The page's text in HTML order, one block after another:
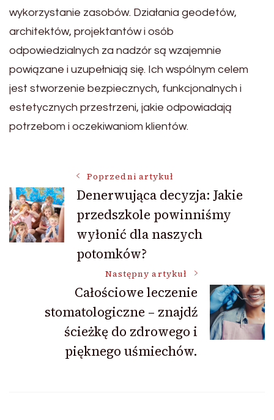
wykorzystanie zasobów. Działania geodetów,
architektów, projektantów i osób
odpowiedzialnych za nadzór są wzajemnie
powiązane i uzupełniają się. Ich wspólnym celem
jest stworzenie bezpiecznych, funkcjonalnych i
estetycznych przestrzeni, jakie odpowiadają
potrzebom i oczekiwaniom klientów.
Nawigacja
wpisu
Poprzedni artykuł
Denerwująca decyzja: Jakie
przedszkole powinniśmy
wyłonić dla naszych
potomków?
Następny artykuł
Całościowe leczenie
stomatologiczne – znajdź
ścieżkę do zdrowego i
pięknego uśmiechów.